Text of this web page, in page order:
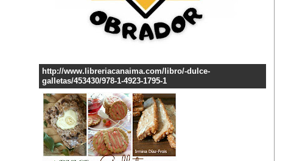
http://www.libreriacanaima.com/libro/-dulce-
galletas/453430/978-1-4923-1795-1